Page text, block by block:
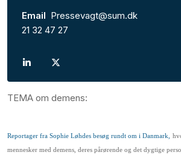
Email Pressevagt@sum.dk
21 32 47 27
TEMA om demens:
Reportager fra Sophie Løhdes besøg rundt om i Danmark,
mennesker med demens, deres pårørende og det dygtige